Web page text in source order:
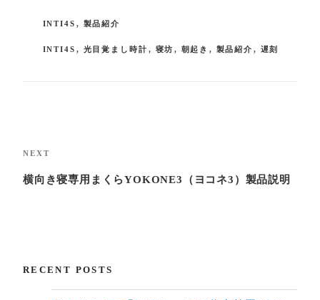
CATEGORIES
INTI4S , 製品紹介
TAGS
INTI4S , 光目覚まし時計 , 寝坊 , 朝起き , 製品紹介 , 遅刻
navigation
Next
NEXT
横向き寝専用まくらYOKONE3（ヨコネ3）製品説明
RECENT POSTS